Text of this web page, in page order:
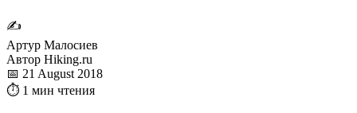
✍
Артур Малосиев
Автор Hiking.ru
📅 21 August 2018
⏱ 1 мин чтения